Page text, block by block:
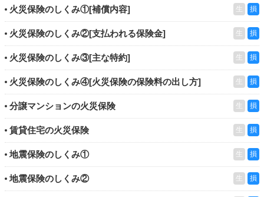
火災保険のしくみ①[補償内容] 生 損
火災保険のしくみ②[支払われる保険金] 生 損
火災保険のしくみ③[主な特約] 生 損
火災保険のしくみ④[火災保険の保険料の出し方] 生 損
分譲マンションの火災保険 生 損
賃貸住宅の火災保険 生 損
地震保険のしくみ① 生 損
地震保険のしくみ② 生 損